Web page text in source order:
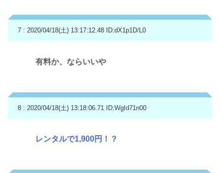
7 : 2020/04/18(土) 13:17:12.48 ID:dX1p1D/L0
有料か、ならいいや
8 : 2020/04/18(土) 13:18:06.71 ID:WgId71n00
レンタルで1,900円！？